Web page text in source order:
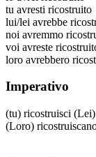
tu avresti ricostruito
lui/lei avrebbe
noi avremmo
voi avreste
loro avrebbero
Imperativo
(tu) ricostruisci (Lei)
(Loro)